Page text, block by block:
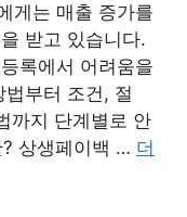
게는 매출 증가를
받고 있습니다.
록에서 어려움을
부터 조건, 절
까지 단계별로 안
상생페이백 … 더